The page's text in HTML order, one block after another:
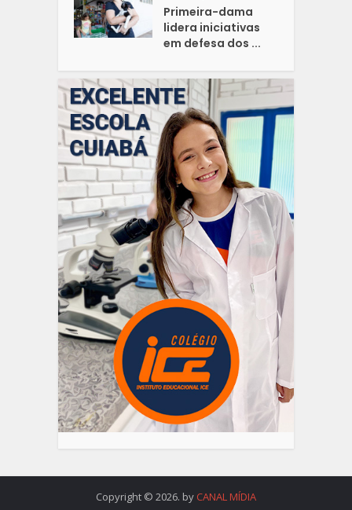
Primeira-dama
lidera iniciativas
em defesa dos ...
Copyright © 2026. by CANAL MÍDIA